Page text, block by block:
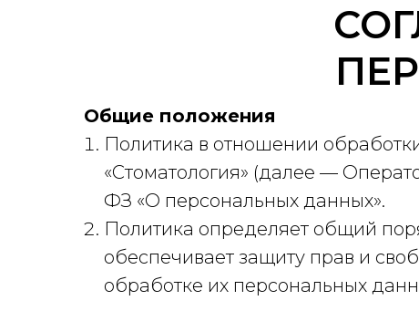
Общие положения
Политика в отношении
«Стоматология» (далее —
ФЗ «О персональных данных».
Политика определяет общий
обеспечивает защиту прав и
обработке их персональных